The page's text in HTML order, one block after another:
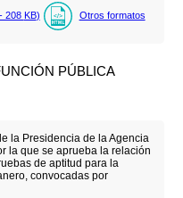
- 208 KB) Otros formatos
PÚBLICA
la Presidencia de la Agencia
la que se aprueba la relación
de aptitud para la
convocadas por